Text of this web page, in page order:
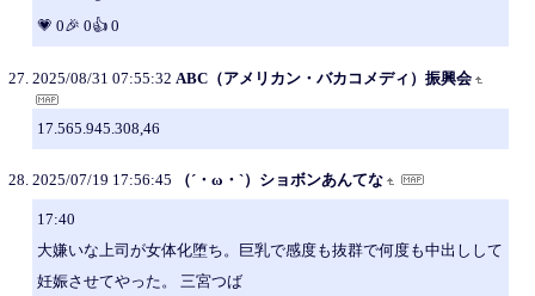
💗 0🎉 0👍 0
2025/08/31 07:55:32 ABC（アメリカン・バカコメディ）振興会
17.565.945.308,46
2025/07/19 17:56:45 （´・ω・`）ショボンあんてな
17:40
大嫌いな上司が女体化堕ち。巨乳で感度も抜群で何度も中出しして
妊娠させてやった。 三宮つば